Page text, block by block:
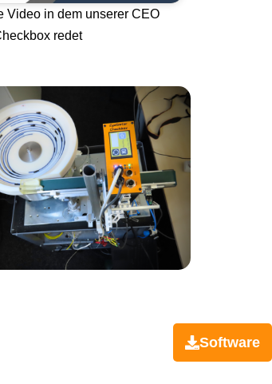
Software
Video in dem unserer CEO
redet